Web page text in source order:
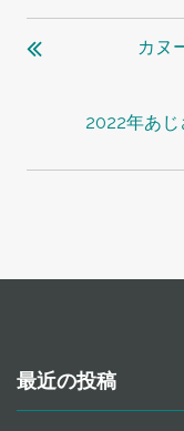
投
稿
カヌ
2022年あ
最近の投稿